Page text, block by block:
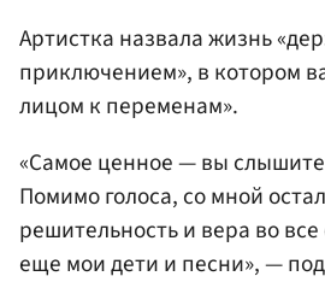
Артистка назвала жизнь
приключением», в котором
лицом к переменам».
«Самое ценное — вы
Помимо голоса, со мной
решительность и вера во
еще мои дети и песни», —